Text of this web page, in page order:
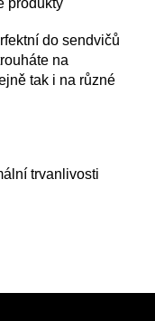
produkty
do sendvičů
na
tak i na různé
trvanlivosti